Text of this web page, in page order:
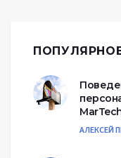
АЛЕКСЕЙ